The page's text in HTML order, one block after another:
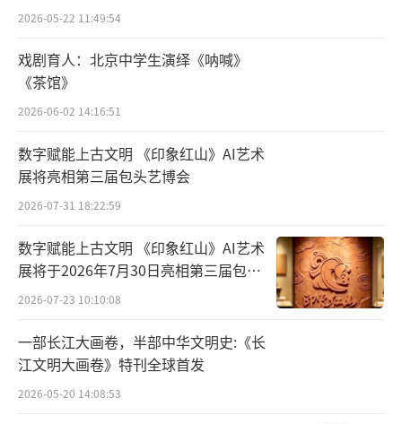
铸铁与凿井技术的西传，在各个层面促进
了西域国家的社会发展。相比铸铁与凿井技
术，造纸技术的西传，则还需要一个漫长的过
程：早在 2 世纪初，蔡伦就改进了造纸术，使
虽然 6、7 世纪前，经由商人贸易的传输，
中亚已经普遍使用纸张书写， 但直至 751 年，
造纸术才由中国俘房中的造纸匠正式传入阿拉
伯。
可见，汉代科技的影响力并非局限于汉代
而是在漫长的历史进程中逐渐地产生着影响。
同样，在汉代已经形成独特体系的天文学、医
药学、农学及算学等学科，也在后世才陆续高
2026-05-22 11:49:54
戏剧育人：北京中学生演绎《呐喊》
《茶馆》
2026-06-02 14:16:51
数字赋能上古文明 《印象红山》AI艺术
展将亮相第三届包头艺博会
2026-07-31 18:22:59
数字赋能上古文明 《印象红山》AI艺术
展将于2026年7月30日亮相第三届包头
艺博会
2026-07-23 10:10:08
一部长江大画卷，半部中华文明史:《长
江文明大画卷》特刊全球首发
2026-05-20 14:08:53